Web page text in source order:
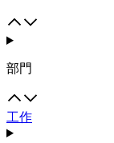
部門
工作